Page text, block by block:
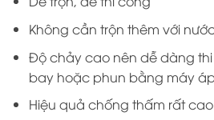
Không cần trộn thêm với
Độ chảy cao nên dễ dàng
bay hoặc phun bằng máy
Hiệu quả chống thấm rất cao